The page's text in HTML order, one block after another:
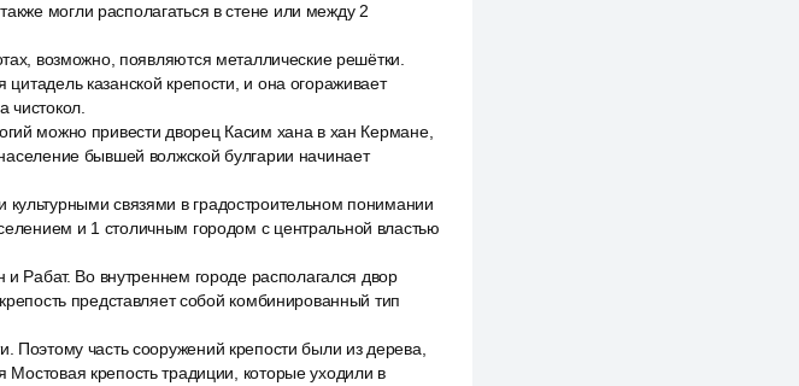
могли располагаться в стене или между 2
возможно, появляются металлические решётки.
казанской крепости, и она огораживает
чистокол.
можно привести дворец Касим хана в хан Кермане,
бывшей волжской булгарии начинает
связями в градостроительном понимании
и 1 столичным городом с центральной властью
Рабат. Во внутреннем городе располагался двор
представляет собой комбинированный тип
часть сооружений крепости были из дерева,
крепость традиции, которые уходили в